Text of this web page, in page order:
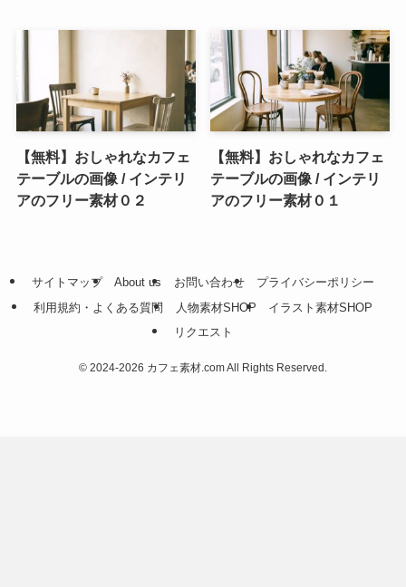
【無料】おしゃれなカフェ
テーブルの画像 / インテリ
アのフリー素材０２
【無料】おしゃれなカフェ
テーブルの画像 / インテリ
アのフリー素材０１
サイトマップ About us お問い合わせ
プライバシーポリシー
利用規約・よくある質問
人物素材SHOP
イラスト素材SHOP
リクエスト
© 2024-2026 カフェ素材.com All Rights Reserved.